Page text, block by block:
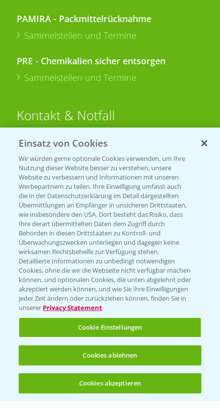
PAMIRA - Packmittelrücknahme
Sammelstellen und Termine
PRE - Chemikalien sicher entsorgen
Sammelstellen und Termine
Kontakt & Notfall
Beratung auf WhatsApp
T.+49 (0)174 346 564 1
KONTAKT
Hilfe in Notfällen
T.+49 (0)214/30-20220
Folgen Sie uns
Allgemeine Nutzungsbedingungen
Datenschutzerklärung
Einsatz von Cookies
Wir würden gerne optionale Cookies verwenden, um Ihre
Nutzung dieser Website besser zu verstehen, unsere
Website zu verbessern und Informationen mit unseren
Werbepartnern zu teilen. Ihre Einwilligung umfasst auch
die in der Datenschutzerklärung im Detail dargestellten
Übermittlungen an Empfänger in unsicheren Drittstaaten,
wie insbesondere den USA. Dort besteht das Risiko, dass
Ihre derart übermittelten Daten dem Zugriff durch
Behörden in diesen Drittstaaten zu Kontroll- und
Überwachungszwecken unterliegen und dagegen keine
wirksamen Rechtsbehelfe zur Verfügung stehen.
Detaillierte Informationen zu unbedingt notwendigen
Cookies, ohne die wir die Webseite nicht verfügbar machen
können, und optionalen Cookies, die unten abgelehnt oder
akzeptiert werden können, und wie Sie Ihre Einwilligungen
jeder Zeit ändern oder zurückziehen können, finden Sie in
unserer Privacy Statement
Cookie Einstellungen
Cookies ablehnen
Cookies akzeptieren